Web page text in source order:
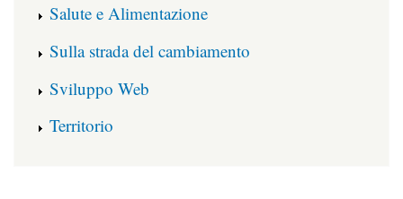
Salute e Alimentazione
Sulla strada del cambiamento
Sviluppo Web
Territorio